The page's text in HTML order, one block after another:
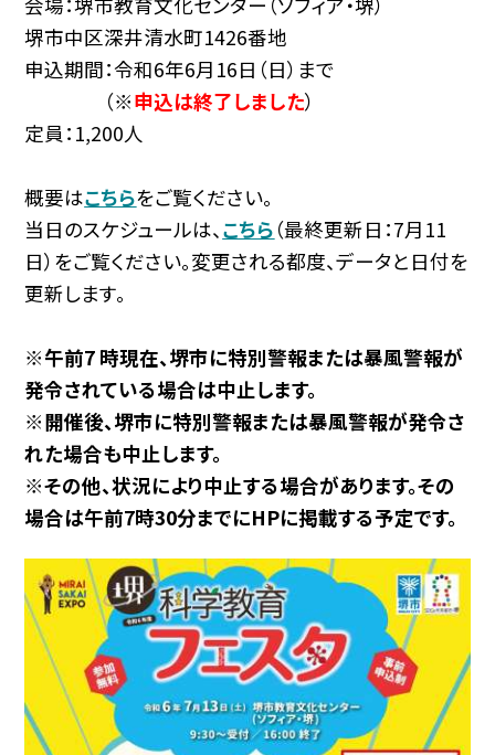
堺市中区深井清水町1426番地
申込期間：令和6年6月16日（日）まで
（※申込は終了しました）
定員：1,200人
概要はこちらをご覧ください。
当日のスケジュールは、 こちら （最終更新日：7月11
日）をご覧ください。変更される都度、データと日付を
更新します。
※午前7 時現在、堺市に特別警報または暴風警報が
発令されている場合は中止します。
※開催後、堺市に特別警報または暴風警報が発令さ
れた場合も中止します。
※その他、状況により中止する場合があります。その
場合は午前7時30分までにHPに掲載する予定です。